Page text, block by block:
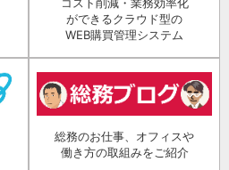
ができるクラウド型の
WEB購買管理システム
総務のお仕事、オフィスや
働き方の取組みをご紹介